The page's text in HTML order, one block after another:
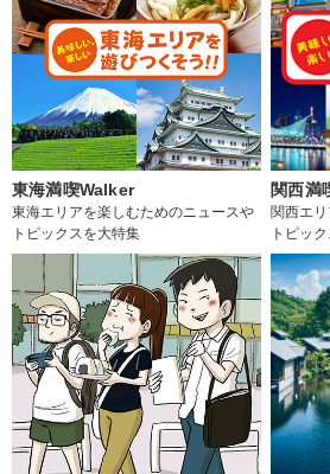
東海満喫Walker
東海エリアを楽しむためのニュースや
トピックスを大特集
関西満
関西エ
トピッ